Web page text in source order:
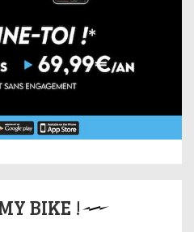
BIKE !